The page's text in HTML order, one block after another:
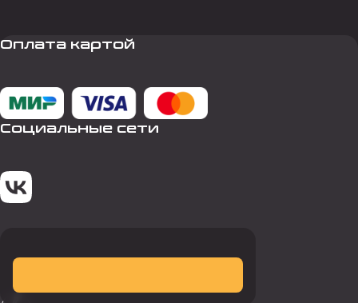
Оплата картой
Социальные сети